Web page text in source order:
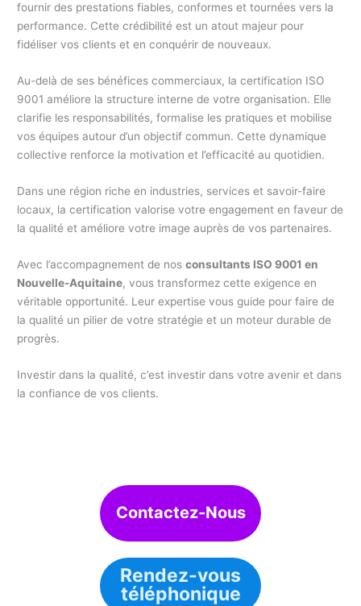
fournir des prestations fiables, conformes et tournées vers la
performance. Cette crédibilité est un atout majeur pour
fidéliser vos clients et en conquérir de nouveaux.
Au-delà de ses bénéfices commerciaux, la certification ISO
9001 améliore la structure interne de votre organisation. Elle
clarifie les responsabilités, formalise les pratiques et mobilise
vos équipes autour d’un objectif commun. Cette dynamique
collective renforce la motivation et l’efficacité au quotidien.
Dans une région riche en industries, services et savoir-faire
locaux, la certification valorise votre engagement en faveur de
la qualité et améliore votre image auprès de vos partenaires.
Avec l’accompagnement de nosconsultants ISO 9001 en
Nouvelle-Aquitaine, vous transformez cette exigence en
véritable opportunité. Leur expertise vous guide pour faire de
la qualité un pilier de votre stratégie et un moteur durable de
progrès.
Investir dans la qualité, c’est investir dans votre avenir et dans
la confiance de vos clients.
Contactez-Nous
Rendez-vous
téléphonique